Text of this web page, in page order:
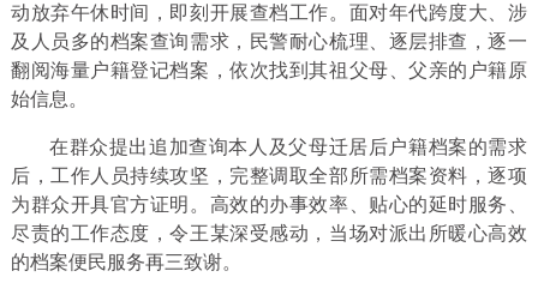
动放弃午休时间，即刻开展查档工作。面对年代跨度大、涉
及人员多的档案查询需求，民警耐心梳理、逐层排查，逐一
翻阅海量户籍登记档案，依次找到其祖父母、父亲的户籍原
始信息。
在群众提出追加查询本人及父母迁居后户籍档案的需求
后，工作人员持续攻坚，完整调取全部所需档案资料，逐项
为群众开具官方证明。高效的办事效率、贴心的延时服务、
尽责的工作态度，令王某深受感动，当场对派出所暖心高效
的档案便民服务再三致谢。